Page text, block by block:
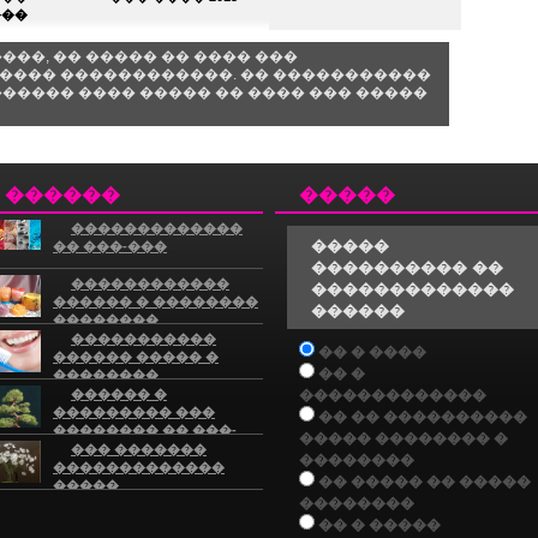
�� ����� �� ���� ���
������������. �� �����������
���� ����� �� ���� ��� �����
������
�������������
�� ���-���
������������
������ � ��������
��������
�����������
������ ����� �
��������
������ �
��������� ���
�������� �� ���-
��� �������
�������������
�����
�����
�����
���������� ��
�������������
������
�� � ����
�� �
�������������
�� �� ����������
����� �������� �
��������
�� ����� �� �����
��������
�� � �����